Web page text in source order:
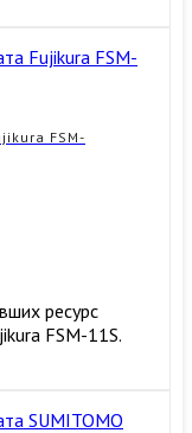
FSM-
ресурс
FSM-11S.